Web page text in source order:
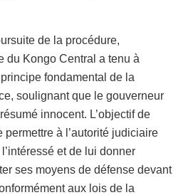
de la procédure,
du Kongo Central a tenu à
fondamental de la
soulignant que le gouverneur
innocent. L’objectif de
permettre à l’autorité judiciaire
et de lui donner
ses moyens de défense devant
aux lois de la